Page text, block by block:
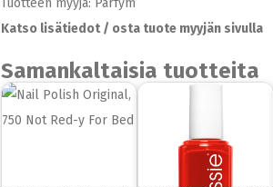
Tuotteen myyjä: Parfym
Katso lisätiedot / osta tuote myyjän sivulla
Samankaltaisia tuotteita